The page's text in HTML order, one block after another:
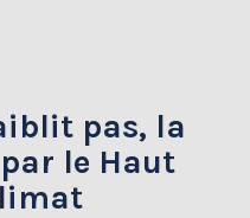
pas, la
le Haut